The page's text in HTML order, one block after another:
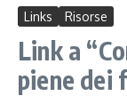
Links Risorse
Link a
piene dei